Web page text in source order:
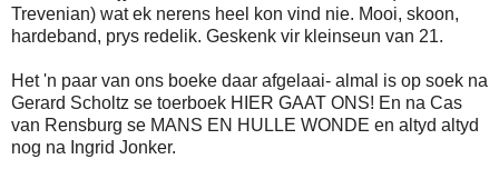
Trevenian) wat ek nerens heel kon vind nie. Mooi, skoon,
hardeband, prys redelik. Geskenk vir kleinseun van 21.
Het 'n paar van ons boeke daar afgelaai- almal is op soek na
Gerard Scholtz se toerboek HIER GAAT ONS! En na Cas
van Rensburg se MANS EN HULLE WONDE en altyd altyd
nog na Ingrid Jonker.